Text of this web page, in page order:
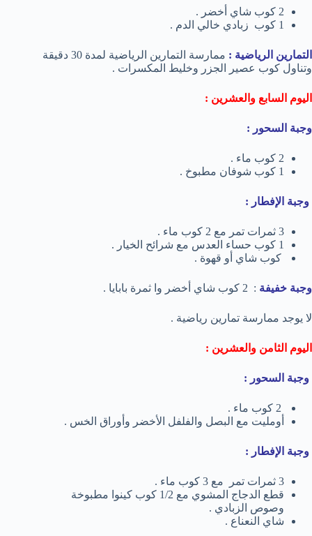
2 كوب شاي أخضر .
1 كوب زبادي خالي الدم .
التمارين الرياضية :
ممارسة التمارين الرياضية لمدة 30 دقيقة
وتناول كوب عصير الجزر وخليط المكسرات .
اليوم السابع والعشرين :
وجبة السحور :
2 كوب ماء .
1 كوب شوفان مطبوخ .
وجبة الإفطار :
3 ثمرات تمر مع 2 كوب ماء .
1 كوب حساء العدس مع شرائح الخيار .
كوب شاي أو قهوة .
وجبة خفيفة : 2 كوب شاي أخضر وا ثمرة بابايا .
لا يوجد ممارسة تمارين رياضية .
اليوم الثامن والعشرين :
وجبة السحور :
أومليت مع البصل والفلفل الأخضر وأوراق الخس .
وجبة الإفطار :
3 ثمرات تمر مع 3 كوب ماء .
قطع الدجاج المشوي مع 1/2 كوب كينوا مطبوخة
وصوص الزبادي .
شاي النعناع .